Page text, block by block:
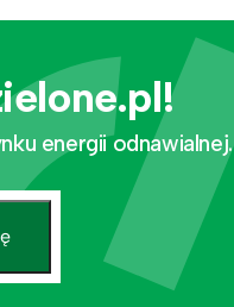
energii odnawialnej.